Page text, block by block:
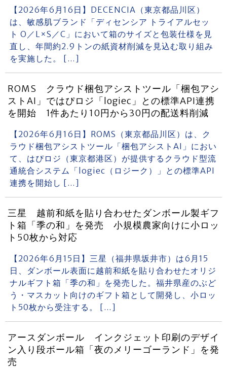
【2026年6月16日】DECENCIA（東京都品川区）
は、敏感肌ブランド「ディセンシア トライアルセッ
ト O／L×S／C」において箱のサイズと包装仕様を見
直し、年間約2.9トンの紙資材削減を見込む取り組み
を実施した。 […]
ROMS クラウド梱包アシストツール「梱包アシ
ストAI」ではぴロジ「logiec」との標準API連携
を開始 1件あたり10円から30円の配送料削減
【2026年6月16日】ROMS（東京都品川区）は、ク
ラウド梱包アシストツール「梱包アシストAI」におい
て、はぴロジ（東京都港区）が提供するクラウド型流
通統合システム「logiec（ロジーク）」との標準API
連携を開始し […]
三星 越前和紙を貼り合わせたダンボール製ギフ
ト箱「季の和」を発売 小規模農家向けに小ロッ
ト50枚から対応
【2026年6月15日】三星（福井県坂井市）は6月15
日、ダンボール表面に越前和紙を貼り合わせたオリジ
ナルギフト箱「季の和」を発売した。福井県産のぶど
う・マスカット向けのギフト箱として開発し、小ロッ
ト50枚から受注する。 […]
アースダンボール インクジェット印刷のデザイ
ン入り段ボール箱「夜のメリーゴーランド」を発
売